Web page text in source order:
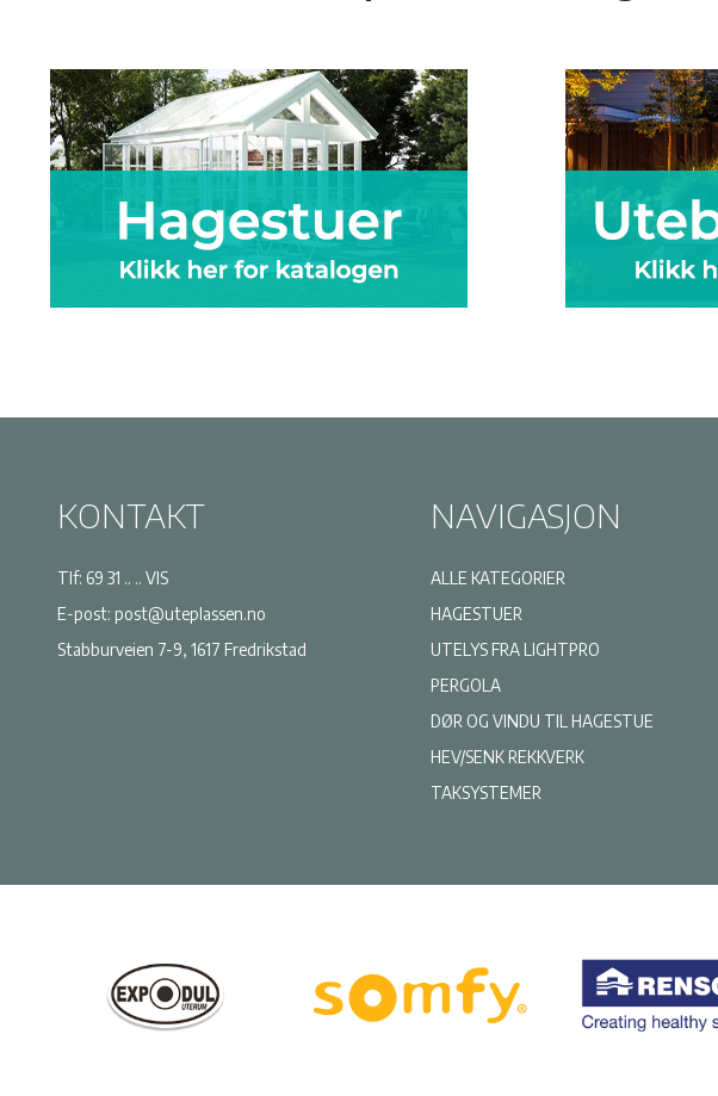
KONTAKT
Tlf: 69 31 .. .. VIS
E-post: post@uteplassen.no
Stabburveien 7-9, 1617 Fredrikstad
NAVIGASJON
ALLE KATEGORIER
HAGESTUER
UTELYS FRA LIGHTPRO
PERGOLA
DØR OG VINDU TIL HAGESTUE
HEV/SENK REKKVERK
TAKSYSTEMER